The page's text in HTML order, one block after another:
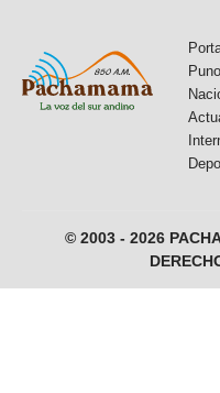
Puno
© 2003 - 2026